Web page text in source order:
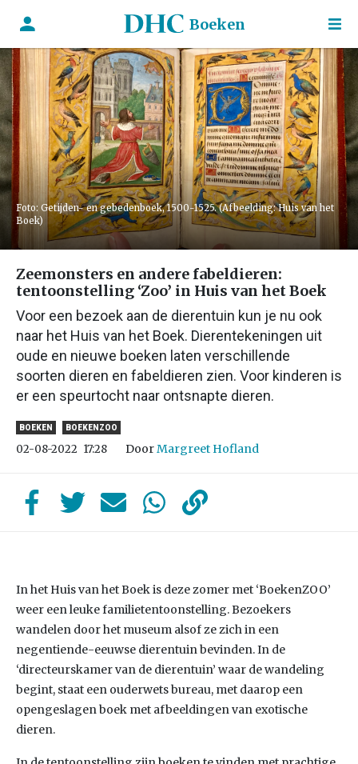
Boeken
Foto: Getijden- en gebedenboek, 1500-1525. (Afbeelding: Huis van het
Boek)
Zeemonsters en andere fabeldieren:
tentoonstelling ‘Zoo’ in Huis van het Boek
Voor een bezoek aan de dierentuin kun je nu ook
naar het Huis van het Boek. Dierentekeningen uit
oude en nieuwe boeken laten verschillende
soorten dieren en fabeldieren zien. Voor kinderen is
er een speurtocht naar ontsnapte dieren.
BOEKEN BOEKENZOO
02-08-2022 17:28 DoorMargreet Hofland
In het Huis van het Boek is deze zomer met ‘BoekenZOO’
weer een leuke familietentoonstelling. Bezoekers
wandelen door het museum alsof ze zich in een
negentiende-eeuwse dierentuin bevinden. In de
‘directeurskamer van de dierentuin’ waar de wandeling
begint, staat een ouderwets bureau, met daarop een
opengeslagen boek met afbeeldingen van exotische
dieren.